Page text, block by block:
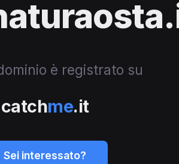
è registrato su
catchme.it
Sei interessato?